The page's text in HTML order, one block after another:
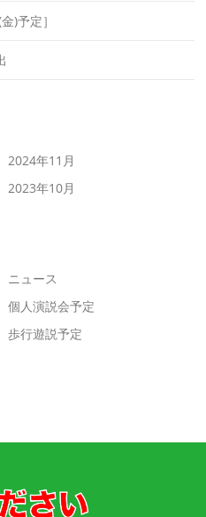
)予定］
2024年11月
2023年10月
ニュース
個人演説会予定
歩行遊説予定